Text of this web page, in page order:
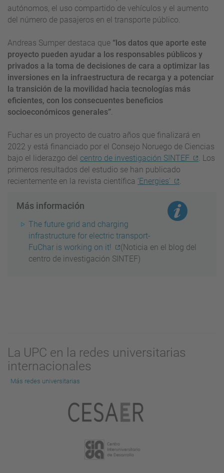
autónomos, el uso compartido de vehículos y el aumento
del número de pasajeros en el transporte público.
Andreas Sumper destaca que “los datos que aporte este
proyecto pueden ayudar a los responsables públicos y
privados a la toma de decisiones de cara a optimizar las
inversiones en la infraestructura de recarga y a potenciar
la transición de la movilidad hacia tecnologías más
eficientes, con los consecuentes beneficios
socioeconómicos generales”.
Fuchar es un proyecto de cuatro años que finalizará en
2022 y está financiado por el Consejo Noruego de Ciencias
bajo el liderazgo del centro de investigación SINTEF
. Los
primeros resultados del estudio se han publicado
recientemente en la revista científica ‘Energies’ .
Más información
The future grid and charging
infrastructure for electric transport-
FuChar is working on it!
(Noticia en el blog del
centro de investigación SINTEF)
La UPC en la redes universitarias
internacionales
Más redes universitarias